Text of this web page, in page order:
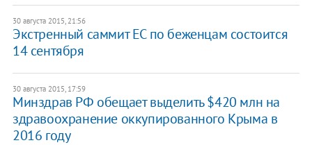
30 августа 2015, 21:56
Экстренный саммит ЕС по беженцам состоится
14 сентября
30 августа 2015, 17:59
Минздрав РФ обещает выделить $420 млн на
здравоохранение оккупированного Крыма в
2016 году